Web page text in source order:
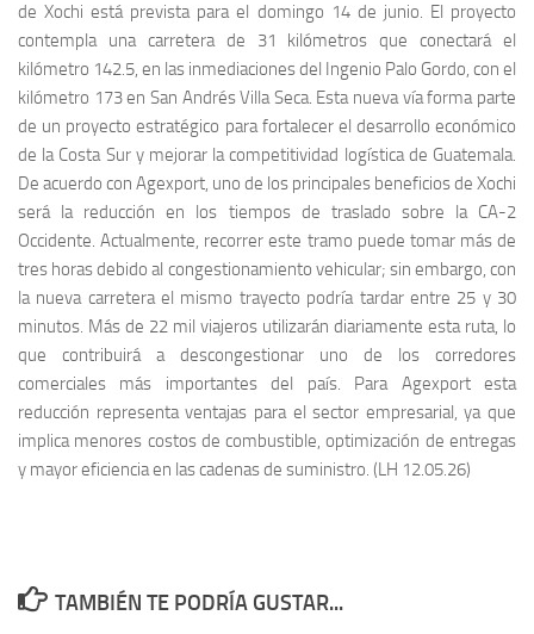
de Xochi está prevista para el domingo 14 de junio. El proyecto
contempla una carretera de 31 kilómetros que conectará el
kilómetro 142.5, en las inmediaciones del Ingenio Palo Gordo, con el
kilómetro 173 en San Andrés Villa Seca. Esta nueva vía forma parte
de un proyecto estratégico para fortalecer el desarrollo económico
de la Costa Sur y mejorar la competitividad logística de Guatemala.
De acuerdo con Agexport, uno de los principales beneficios de Xochi
será la reducción en los tiempos de traslado sobre la CA-2
Occidente. Actualmente, recorrer este tramo puede tomar más de
tres horas debido al congestionamiento vehicular; sin embargo, con
la nueva carretera el mismo trayecto podría tardar entre 25 y 30
minutos. Más de 22 mil viajeros utilizarán diariamente esta ruta, lo
que contribuirá a descongestionar uno de los corredores
comerciales más importantes del país. Para Agexport esta
reducción representa ventajas para el sector empresarial, ya que
implica menores costos de combustible, optimización de entregas
y mayor eficiencia en las cadenas de suministro. (LH 12.05.26)
TAMBIÉN TE PODRÍA GUSTAR...